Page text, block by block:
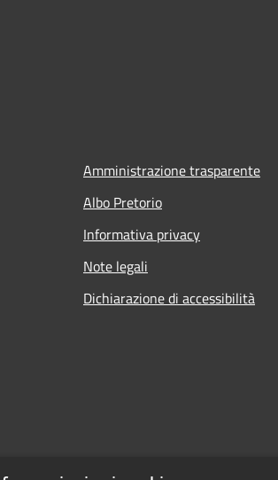
Amministrazione trasparente
Albo Pretorio
Informativa privacy
Note legali
Dichiarazione di accessibilità